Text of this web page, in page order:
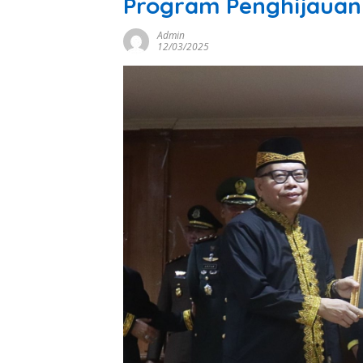
Admin
12/03/2025